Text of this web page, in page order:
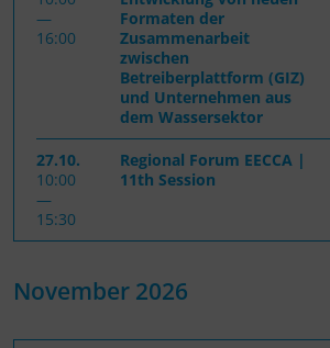
—
16:00
Formaten der
Zusammenarbeit
zwischen
Betreiberplattform (GIZ)
und Unternehmen aus
dem Wassersektor
27.10.
10:00
—
15:30
Regional Forum EECCA |
11th Session
November 2026